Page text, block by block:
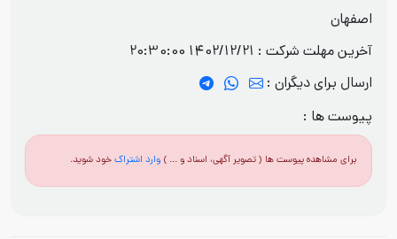
اصفهان
آخرین مهلت شرکت : 1402/12/21 20:30:00
ارسال برای دیگران :
پیوست ها :
برای مشاهده پیوست ها ( تصویر آگهی، اسناد و ... ) وارد اشتراکخود شوید.